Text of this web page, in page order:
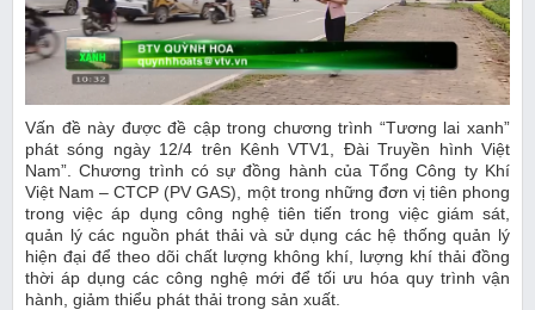
Vấn đề này được đề cập trong chương trình “Tương lai xanh”
phát sóng ngày 12/4 trên Kênh VTV1, Đài Truyền hình Việt
Nam”. Chương trình có sự đồng hành của Tổng Công ty Khí
Việt Nam – CTCP (PV GAS), một trong những đơn vị tiên phong
trong việc áp dụng công nghệ tiên tiến trong việc giám sát,
quản lý các nguồn phát thải và sử dụng các hệ thống quản lý
hiện đại để theo dõi chất lượng không khí, lượng khí thải đồng
thời áp dụng các công nghệ mới để tối ưu hóa quy trình vận
hành, giảm thiểu phát thải trong sản xuất.